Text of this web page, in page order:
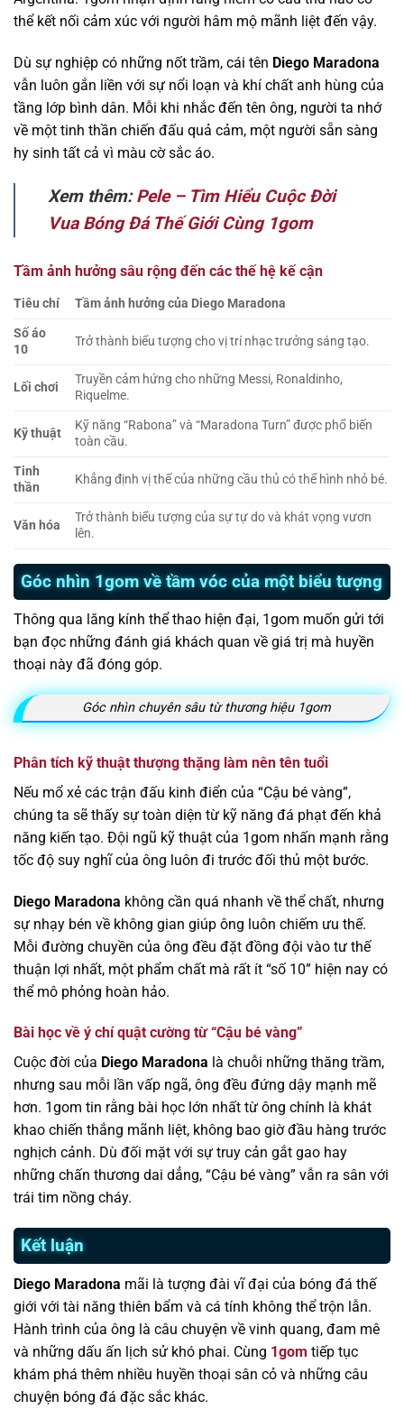
thể kết nối cảm xúc với người hâm mộ mãnh liệt đến vậy.
Dù sự nghiệp có những nốt trầm, cái tên Diego Maradona
vẫn luôn gắn liền với sự nổi loạn và khí chất anh hùng của
tầng lớp bình dân. Mỗi khi nhắc đến tên ông, người ta nhớ
về một tinh thần chiến đấu quả cảm, một người sẵn sàng
hy sinh tất cả vì màu cờ sắc áo.
Xem thêm:Pele – Tìm Hiểu Cuộc Đời
Vua Bóng Đá Thế Giới Cùng 1gom
Tầm ảnh hưởng sâu rộng đến các thế hệ kế cận
Tiêu chí
Tầm ảnh hưởng của Diego Maradona
Số áo
10
Trở thành biểu tượng cho vị trí nhạc trưởng sáng tạo.
Lối chơi
Truyền cảm hứng cho những Messi, Ronaldinho,
Riquelme.
Kỹ thuật
Kỹ năng “Rabona” và “Maradona Turn” được phổ biến
toàn cầu.
Tinh
thần
Khẳng định vị thế của những cầu thủ có thể hình nhỏ bé.
Văn hóa
Trở thành biểu tượng của sự tự do và khát vọng vươn
lên.
Góc nhìn 1gom về tầm vóc của một biểu tượng
Thông qua lăng kính thể thao hiện đại, 1gom muốn gửi tới
bạn đọc những đánh giá khách quan về giá trị mà huyền
thoại này đã đóng góp.
Góc nhìn chuyên sâu từ thương hiệu 1gom
Phân tích kỹ thuật thượng thặng làm nên tên tuổi
Nếu mổ xẻ các trận đấu kinh điển của “Cậu bé vàng”,
chúng ta sẽ thấy sự toàn diện từ kỹ năng đá phạt đến khả
năng kiến tạo. Đội ngũ kỹ thuật của 1gom nhấn mạnh rằng
tốc độ suy nghĩ của ông luôn đi trước đối thủ một bước.
Diego Maradona không cần quá nhanh về thể chất, nhưng
sự nhạy bén về không gian giúp ông luôn chiếm ưu thế.
Mỗi đường chuyền của ông đều đặt đồng đội vào tư thế
thuận lợi nhất, một phẩm chất mà rất ít “số 10” hiện nay có
thể mô phỏng hoàn hảo.
Bài học về ý chí quật cường từ “Cậu bé vàng”
Cuộc đời của Diego Maradona là chuỗi những thăng trầm,
nhưng sau mỗi lần vấp ngã, ông đều đứng dậy mạnh mẽ
hơn. 1gom tin rằng bài học lớn nhất từ ông chính là khát
khao chiến thắng mãnh liệt, không bao giờ đầu hàng trước
nghịch cảnh. Dù đối mặt với sự truy cản gắt gao hay
những chấn thương dai dẳng, “Cậu bé vàng” vẫn ra sân với
trái tim nồng cháy.
Kết luận
Diego Maradona mãi là tượng đài vĩ đại của bóng đá thế
giới với tài năng thiên bẩm và cá tính không thể trộn lẫn.
Hành trình của ông là câu chuyện về vinh quang, đam mê
và những dấu ấn lịch sử khó phai. Cùng 1gom tiếp tục
khám phá thêm nhiều huyền thoại sân cỏ và những câu
chuyện bóng đá đặc sắc khác.